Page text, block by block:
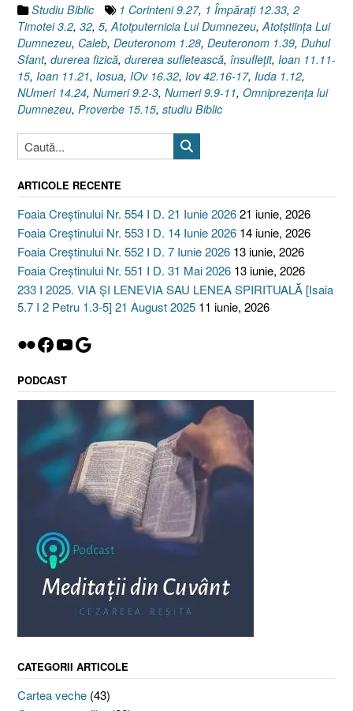
Studiu Biblic 1 Corinteni 9.27, 1 Împăraţi 12.33, 2
Timotei 3.2, 32, 5, Atotputernicia Lui Dumnezeu, Atotştiinţa Lui
Dumnezeu, Caleb, Deuteronom 1.28, Deuteronom 1.39, Duhul
Sfant, durerea fizică, durerea sufletească, însufleţit, Ioan 11.11-
15, Ioan 11.21, Iosua, IOv 16.32, Iov 42.16-17, Iuda 1.12,
NUmeri 14.24, Numeri 9.2-3, Numeri 9.9-11, Omniprezenţa lui
Dumnezeu, Proverbe 15.15, studiu Biblic
ARTICOLE RECENTE
Foaia Creștinului Nr. 554 I D. 21 Iunie 202621 iunie, 2026
Foaia Creștinului Nr. 553 I D. 14 Iunie 2026 14 iunie, 2026
Foaia Creștinului Nr. 552 I D. 7 Iunie 2026 13 iunie, 2026
Foaia Creștinului Nr. 551 I D. 31 Mai 2026 13 iunie, 2026
233 I 2025. VIA ȘI LENEVIA SAU LENEA SPIRITUALĂ [Isaia
5.7 I 2 Petru 1.3-5] 21 August 2025 11 iunie, 2026
Flickr
Facebook
YouTube
Google
PODCAST
CATEGORII ARTICOLE
Cartea veche (43)